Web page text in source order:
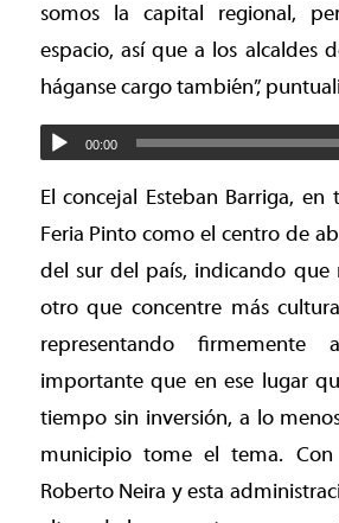
somos la capital regional,
espacio, así que a los alcaldes
háganse cargo también”,
00:00
El concejal Esteban Barriga, en
Feria Pinto como el centro de
del sur del país, indicando que
otro que concentre más
representando firmemente
importante que en ese lugar
tiempo sin inversión, a lo
municipio tome el tema.
Roberto Neira y esta